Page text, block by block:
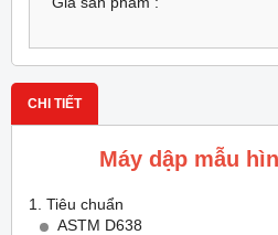
CHI TIẾT
Máy dập mẫu
1. Tiêu chuẩn
ASTM D638